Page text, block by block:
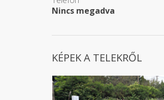
Nincs megadva
KÉPEK A TELEKRŐL